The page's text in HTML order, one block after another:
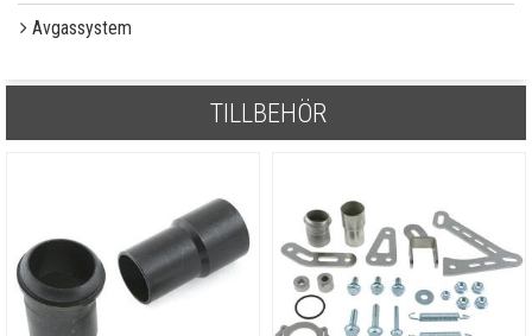
Avgassystem
TILLBEHÖR